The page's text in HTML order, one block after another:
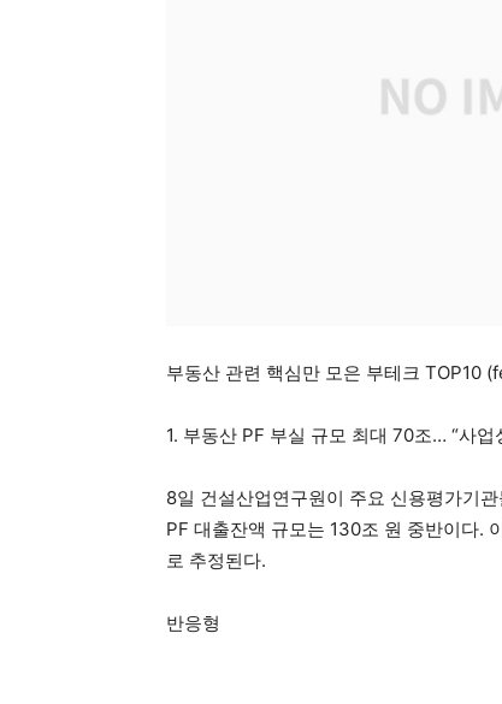
부동산 관련 핵심만 모은 부테크 TOP10
1. 부동산 PF 부실 규모 최대 70조… “사
8일 건설산업연구원이 주요 신용평가기
PF 대출잔액 규모는 130조 원 중반이다.
로 추정된다.
반응형